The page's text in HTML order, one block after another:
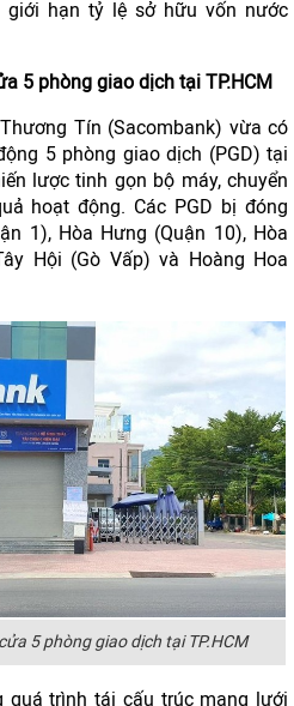
giới hạn tỷ lệ sở hữu vốn nước
5 phòng giao dịch tại TP.HCM
Tín (Sacombank) vừa có
5 phòng giao dịch (PGD) tại
lược tinh gọn bộ máy, chuyển
hoạt động. Các PGD bị đóng
1), Hòa Hưng (Quận 10), Hòa
Hội (Gò Vấp) và Hoàng Hoa
5 phòng giao dịch tại TP.HCM
trình tái cấu trúc mạng lưới